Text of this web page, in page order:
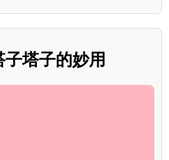
塔子的妙用